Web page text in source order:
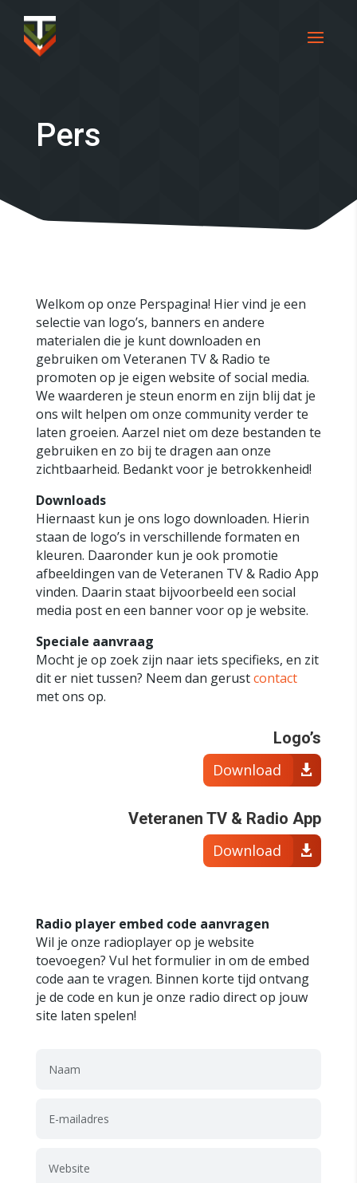
Pers
Welkom op onze Perspagina! Hier vind je een
selectie van logo’s, banners en andere
materialen die je kunt downloaden en
gebruiken om Veteranen TV & Radio te
promoten op je eigen website of social media.
We waarderen je steun enorm en zijn blij dat je
ons wilt helpen om onze community verder te
laten groeien. Aarzel niet om deze bestanden te
gebruiken en zo bij te dragen aan onze
zichtbaarheid. Bedankt voor je betrokkenheid!
Downloads
Hiernaast kun je ons logo downloaden. Hierin
staan de logo’s in verschillende formaten en
kleuren. Daaronder kun je ook promotie
afbeeldingen van de Veteranen TV & Radio App
vinden. Daarin staat bijvoorbeeld een social
media post en een banner voor op je website.
Speciale aanvraag
Mocht je op zoek zijn naar iets specifieks, en zit
dit er niet tussen? Neem dan gerustcontact
met ons op.
Logo’s
Download
Veteranen TV & Radio App
Download
Radio player embed code aanvragen
Wil je onze radioplayer op je website
toevoegen? Vul het formulier in om de embed
code aan te vragen. Binnen korte tijd ontvang
je de code en kun je onze radio direct op jouw
site laten spelen!